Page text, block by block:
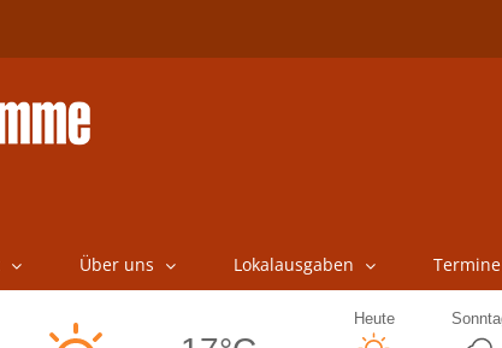
Über uns Lokalausgaben Termine